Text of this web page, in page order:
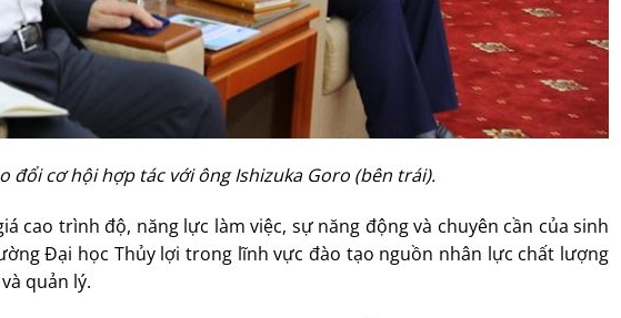
cơ hội hợp tác với ông Ishizuka Goro (bên trái).
cao trình độ, năng lực làm việc, sự năng động và chuyên cần của sinh
Đại học Thủy lợi trong lĩnh vực đào tạo nguồn nhân lực chất lượng
quản lý.